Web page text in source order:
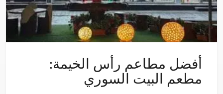
أفضل مطاعم رأس الخيمة:
مطعم البيت السوري